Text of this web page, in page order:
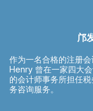
邝
作为一名合格的注册
Henry 曾在一家四大
的会计师事务所担任
务咨询服务。